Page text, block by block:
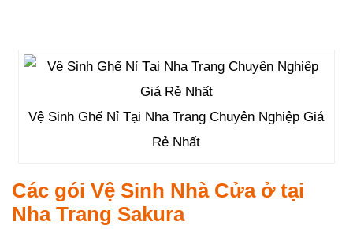
Vệ Sinh Ghế Nỉ Tại Nha Trang Chuyên Nghiệp Giá
Rẻ Nhất
Các gói Vệ Sinh Nhà Cửa ở tại
Nha Trang Sakura